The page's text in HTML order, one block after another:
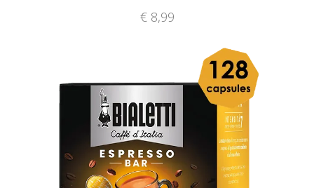
€8,99
TOEVOEGEN AAN
WINKELWAGEN